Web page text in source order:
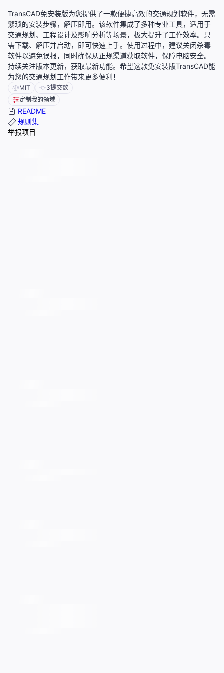
TransCAD免安装版为您提供了一款便捷高效的交通规划软件，无需
繁琐的安装步骤，解压即用。该软件集成了多种专业工具，适用于
交通规划、工程设计及影响分析等场景，极大提升了工作效率。只
需下载、解压并启动，即可快速上手。使用过程中，建议关闭杀毒
软件以避免误报，同时确保从正规渠道获取软件，保障电脑安全。
持续关注版本更新，获取最新功能。希望这款免安装版TransCAD能
为您的交通规划工作带来更多便利！
MIT 3提交数
定制我的领域
README
规则集
举报项目